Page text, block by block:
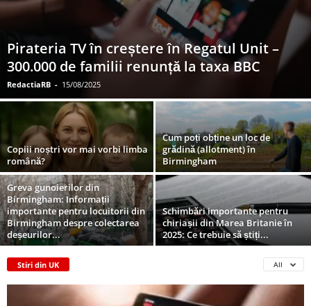
Pirateria TV în creștere în Regatul Unit –
300.000 de familii renunță la taxa BBC
RedactiaRB - 15/08/2025
Copiii noștri vor mai vorbi limba
română?
Cum poți obține un loc de
grădină (allotment) în
Birmingham
Greva gunoierilor din
Birmingham: Informații
importante pentru locuitorii din
Birmingham despre colectarea
deșeurilor...
Schimbări importante pentru
chiriașii din Marea Britanie în
2025: Ce trebuie să știți...
Stiri din UK All